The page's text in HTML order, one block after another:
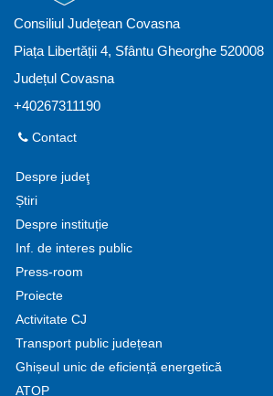
Consiliul Județean Covasna
Piața Libertății 4, Sfântu Gheorghe 520008
Județul Covasna
+40267311190
Contact
Despre judeţ
Știri
Despre instituție
Inf. de interes public
Press-room
Proiecte
Activitate CJ
Transport public județean
Ghișeul unic de eficiență energetică
ATOP